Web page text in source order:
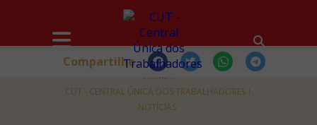
HOME
CUT - CENTRAL ÚNICA DOS TRABALHADORES
NOTÍCIAS
Compartilhe